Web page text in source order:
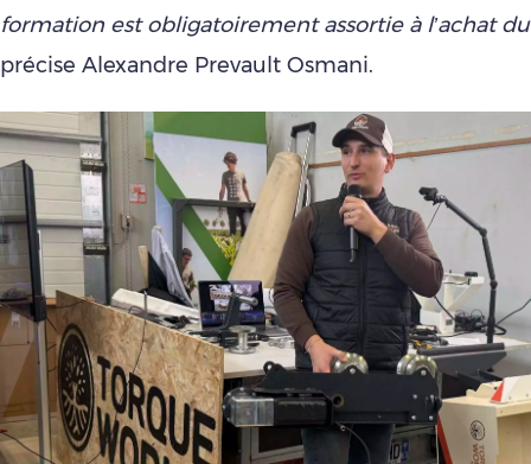
formation est obligatoirement assortie à l’achat
précise Alexandre Prevault Osmani.